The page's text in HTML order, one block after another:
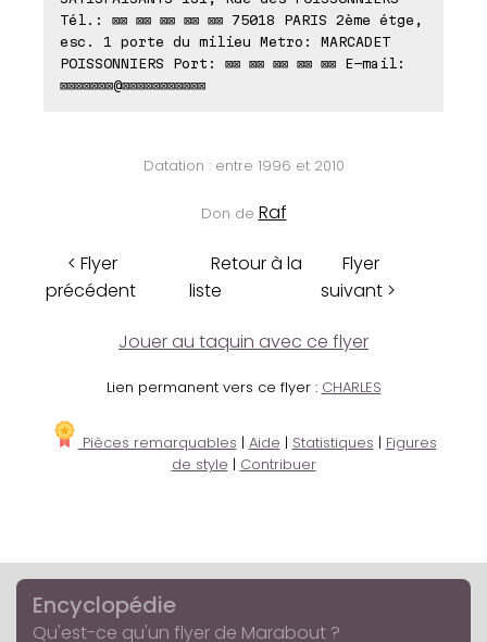
Tél.: ⊠⊠ ⊠⊠ ⊠⊠ ⊠⊠ ⊠⊠ 75018 PARIS 2ème étge,
esc. 1 porte du milieu Metro: MARCADET
POISSONNIERS Port: ⊠⊠ ⊠⊠ ⊠⊠ ⊠⊠ ⊠⊠ E-mail:
⊠⊠⊠⊠⊠⊠⊠@⊠⊠⊠⊠⊠⊠⊠⊠⊠⊠⊠
Datation : entre 1996 et 2010
Don de Raf
< Flyer
précédent
Retour à la
liste
Flyer
suivant >
Jouer au taquin avec ce flyer
Lien permanent vers ce flyer : CHARLES
Pièces remarquables | Aide | Statistiques | Figures
de style | Contribuer
Encyclopédie
Qu'est-ce qu'un flyer de Marabout ?